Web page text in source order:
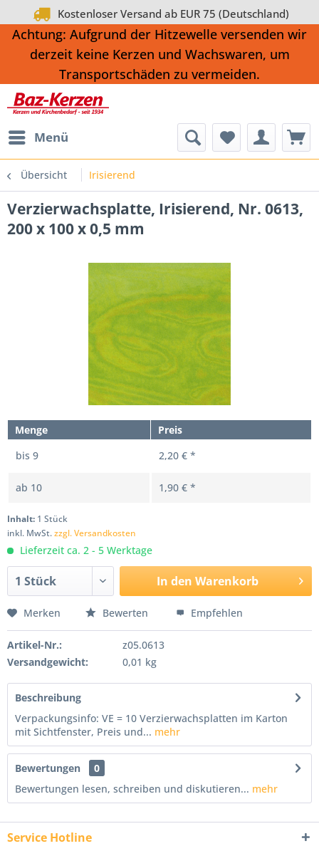
Kostenloser Versand ab EUR 75 (Deutschland)
Achtung: Aufgrund der Hitzewelle versenden wir
derzeit keine Kerzen und Wachswaren, um
Transportschäden zu vermeiden.
Menü
Übersicht Irisierend
Verzierwachsplatte, Irisierend, Nr. 0613,
200 x 100 x 0,5 mm
Menge
Preis
bis 9 2,20 € *
ab 10 1,90 € *
Inhalt: 1 Stück
inkl. MwSt.zzgl. Versandkosten
Lieferzeit ca. 2 - 5 Werktage
In den Warenkorb
Merken Bewerten Empfehlen
Artikel-Nr.:
z05.0613
Versandgewicht:
0,01 kg
Beschreibung
Verpackungsinfo: VE = 10 Verzierwachsplatten im Karton
mit Sichtfenster, Preis und... mehr
Bewertungen
0
Bewertungen lesen, schreiben und diskutieren... mehr
Service Hotline